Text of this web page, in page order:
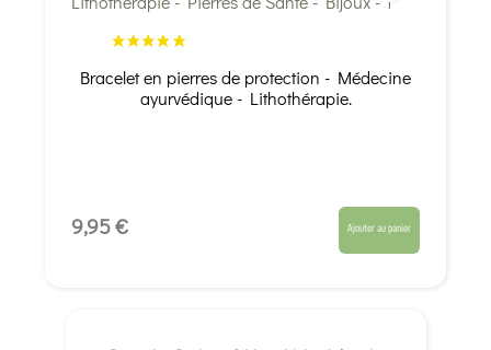
Bracelet en pierres de protection - Médecine
ayurvédique - Lithothérapie.
9,95 € Ajouter au panier